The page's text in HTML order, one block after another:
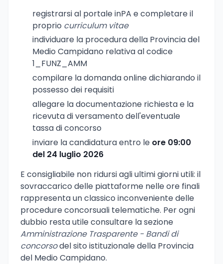
registrarsi al portale inPA e completare il
proprio curriculum vitae
individuare la procedura della Provincia del
Medio Campidano relativa al codice
1_FUNZ_AMM
compilare la domanda online dichiarando il
possesso dei requisiti
allegare la documentazione richiesta e la
ricevuta di versamento dell'eventuale
tassa di concorso
inviare la candidatura entro le ore 09:00
del 24 luglio 2026
E consigliabile non ridursi agli ultimi giorni utili: il
sovraccarico delle piattaforme nelle ore finali
rappresenta un classico inconveniente delle
procedure concorsuali telematiche. Per ogni
dubbio resta utile consultare la sezione
Amministrazione Trasparente - Bandi di
concorsodel sito istituzionale della Provincia
del Medio Campidano.